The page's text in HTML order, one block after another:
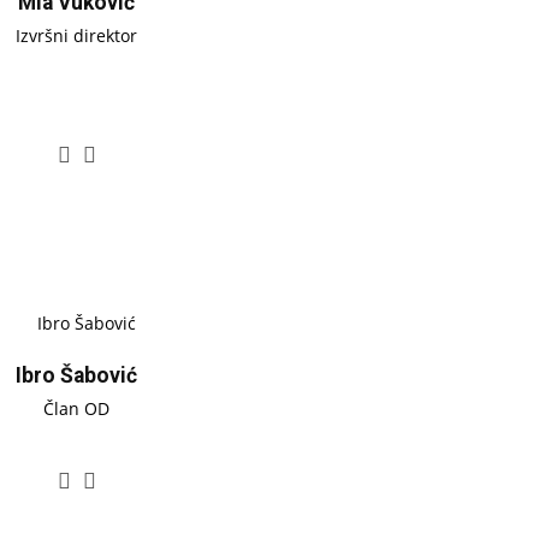
Izvršni direktor
Ibro Šabović
Član OD